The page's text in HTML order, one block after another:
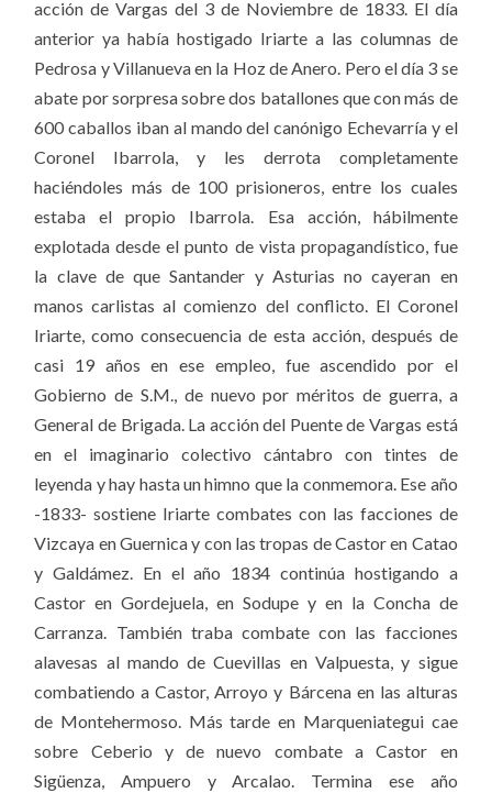
acción de Vargas del 3 de Noviembre de 1833. El día
anterior ya había hostigado Iriarte a las columnas de
Pedrosa y Villanueva en la Hoz de Anero. Pero el día 3 se
abate por sorpresa sobre dos batallones que con más de
600 caballos iban al mando del canónigo Echevarría y el
Coronel Ibarrola, y les derrota completamente
haciéndoles más de 100 prisioneros, entre los cuales
estaba el propio Ibarrola. Esa acción, hábilmente
explotada desde el punto de vista propagandístico, fue
la clave de que Santander y Asturias no cayeran en
manos carlistas al comienzo del conflicto. El Coronel
Iriarte, como consecuencia de esta acción, después de
casi 19 años en ese empleo, fue ascendido por el
Gobierno de S.M., de nuevo por méritos de guerra, a
General de Brigada. La acción del Puente de Vargas está
en el imaginario colectivo cántabro con tintes de
leyenda y hay hasta un himno que la conmemora. Ese año
-1833- sostiene Iriarte combates con las facciones de
Vizcaya en Guernica y con las tropas de Castor en Catao
y Galdámez. En el año 1834 continúa hostigando a
Castor en Gordejuela, en Sodupe y en la Concha de
Carranza. También traba combate con las facciones
alavesas al mando de Cuevillas en Valpuesta, y sigue
combatiendo a Castor, Arroyo y Bárcena en las alturas
de Montehermoso. Más tarde en Marqueniategui cae
sobre Ceberio y de nuevo combate a Castor en
Sigüenza, Ampuero y Arcalao. Termina ese año